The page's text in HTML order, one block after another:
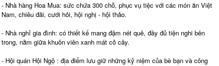
- Nhà hàng Hoa Mua: sức chứa 300 chỗ, phục vụ tiệc với các món ăn Việt
Nam, chiêu đãi, cưới hỏi, hội nghị - hội thảo.
- Nhà nghỉ gia đình: có thiết kế mang đậm nét quê, đầy đủ tiện nghi bên
trong, nằm giữa khuôn viên xanh mát cỏ cây.
- Hội quán Hội Ngộ : địa điểm lưu giữ những kỷ niệm của bè bạn và công